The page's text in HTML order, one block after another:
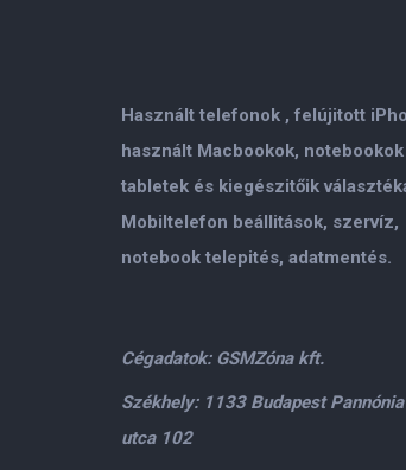
Használt telefonok , felújitott
használt Macbookok,
tabletek és kiegészitőik
Mobiltelefon beállitások, szervíz,
notebook telepités, adatmentés.
Cégadatok: GSMZóna kft.
Székhely: 1133 Budapest Pannónia
utca 102